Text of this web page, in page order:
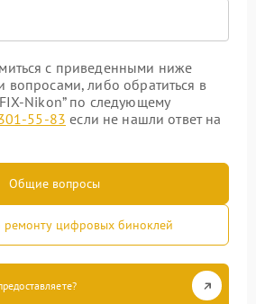
с приведенными ниже
вопросами, либо обратиться в
Nikon” по следующему
55-83 если не нашли ответ на
Общие вопросы
ремонту цифровых биноклей